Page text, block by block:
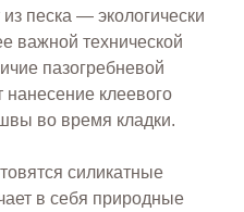
песка — экологически
важной технической
пазогребневой
нанесение клеевого
во время кладки.
силикатные
в себя природные